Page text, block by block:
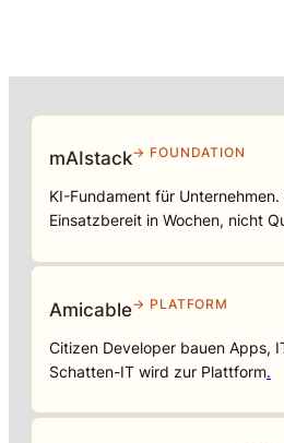
mAIstack→ FOUNDATION
KI-Fundament für
Einsatzbereit in Wochen, nicht
Amicable→ PLATFORM
Citizen Developer bauen Apps,
Schatten-IT wird zur Plattform.